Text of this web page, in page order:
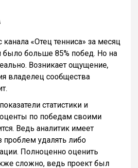
«Отец тенниса» за месяц
было больше 85% побед. Но на
Возникает ощущение,
владелец сообщества
статистики и
по победам своими
Ведь аналитик имеет
проблем удалять либо
Полноценно оценить
сложно, ведь проект был